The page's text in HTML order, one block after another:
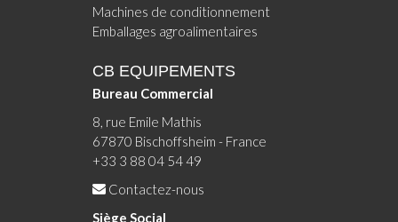
Machines de conditionnement
Emballages agroalimentaires
CB EQUIPEMENTS
Bureau Commercial
8, rue Emile Mathis
67870 Bischoffsheim - France
+33 3 88 04 54 49
Contactez-nous
Siège Social